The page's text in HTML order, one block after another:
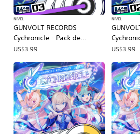
GUNVOLT RECORDS
Cychronicle - Pack de
canciones 3, Lumen: ♪Última
♪Signo
PS4
NIVEL
US$3.99
PS4
NIVEL
US$3.99